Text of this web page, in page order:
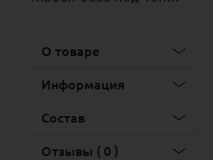
О товаре
Информация
Состав
Отзывы ( 0 )